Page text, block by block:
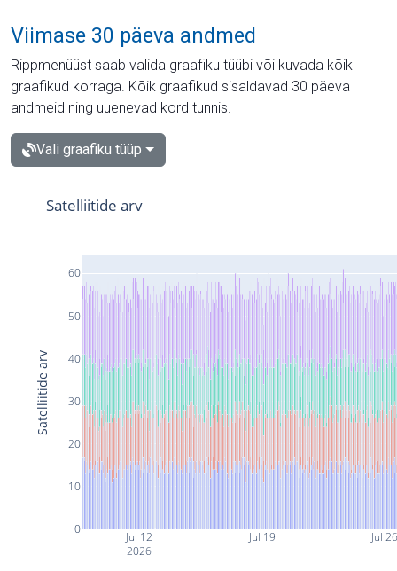
Viimase 30 päeva andmed
Rippmenüüst saab valida graafiku tüübi või kuvada kõik
graafikud korraga. Kõik graafikud sisaldavad 30 päeva
andmeid ning uuenevad kord tunnis.
Vali graafiku tüüp
Jul 12
2026
Jul 19 Jul
0
10
20
30
40
50
60
Satelliitide arv
Satelliitide arv